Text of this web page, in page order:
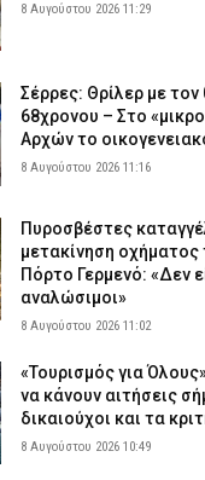
8 Αυγούστου 2026 11:29
Σέρρες: Θρίλερ με
68χρονου – Στο
Αρχών το
8 Αυγούστου 2026 11:16
Πυροσβέστες
μετακίνηση οχήματος
Πόρτο Γερμενό: «Δεν
αναλώσιμοι»
8 Αυγούστου 2026 11:02
«Τουρισμός για
να κάνουν αιτήσεις
δικαιούχοι και τα
8 Αυγούστου 2026 10:49